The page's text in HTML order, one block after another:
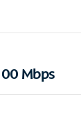
Mbps